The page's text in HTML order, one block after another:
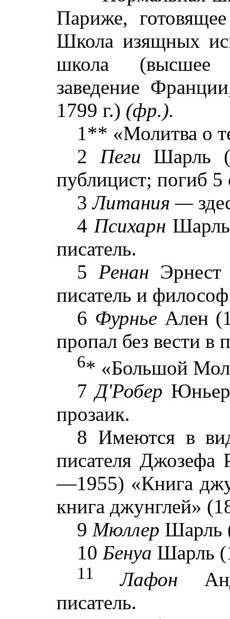
Париже,
Школа изящных
школа (высшее
заведение
1799 г.) (фр.).
1** «Молитва о
2 Пеги Шарль
публицист; погиб 5
3Литания —
4 Психарн
писатель.
5 Ренан
писатель и
6 ФурньеАлен
пропал без вести
6* «Большой
7Д'Робер
прозаик.
8 Имеются в
писателя Джозефа
—1955) «Книга
книга джунглей»
9 Мюллер Шарль
10 Бенуа Шарль
11 Лафон
писатель.